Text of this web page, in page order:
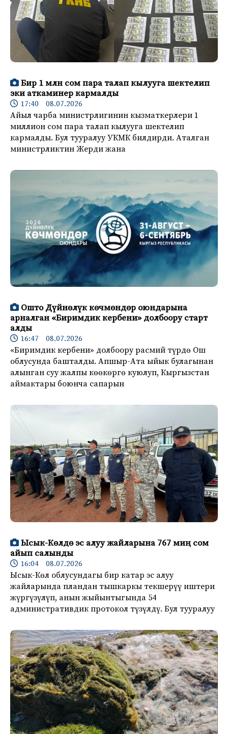
Бир 1 млн сом пара талап кылууга шектелип
эки аткаминер кармалды
17:40 08.07.2026
Айыл чарба министрлигинин кызматкерлери 1
миллион сом пара талап кылууга шектелип
кармалды. Бул тууралуу УКМК билдирди. Аталган
министрликтин Жерди жана
Ошто Дүйнөлүк көчмөндөр оюндарына
арналган «Биримдик кербени» долбоору старт
алды
16:47 08.07.2026
«Биримдик кербени» долбоору расмий түрдө Ош
облусунда башталды. Апшыр-Ата ыйык булагынан
алынган суу жалпы көөкөргө куюлуп, Кыргызстан
аймактары боюнча сапарын
Ысык-Көлдө эс алуу жайларына 767 миң сом
айып салынды
16:04 08.07.2026
Ысык-Көл облусундагы бир катар эс алуу
жайларында пландан тышкаркы текшерүү иштери
жүргүзүлүп, анын жыйынтыгында 54
административдик протокол түзүлдү. Бул тууралуу